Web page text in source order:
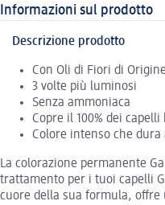
Informazioni sul prodotto
Descrizione prodotto
Con Oli di Fiori di
3 volte più luminosi
Senza ammoniaca
Copre il 100% dei capelli
Colore intenso che dura
La colorazione permanente
trattamento per i tuoi capelli
cuore della sua formula,